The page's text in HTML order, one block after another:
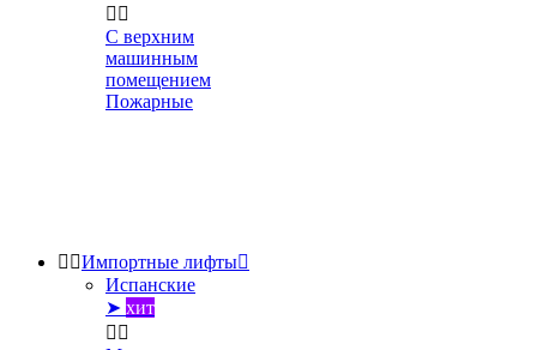
 
С верхним
машинным
помещением
Пожарные
 Импортные лифты
Испанские
➤ хит
 